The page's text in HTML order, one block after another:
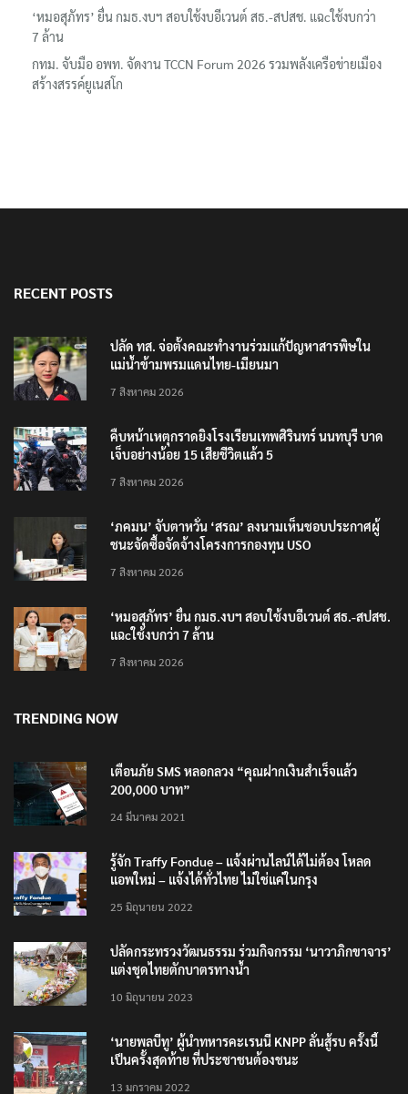
‘หมอสุภัทร’ ยื่น กมธ.งบฯ สอบใช้งบอีเวนต์ สธ.-สปสช. แฉcใช้งบกว่า
7 ล้าน
กทม. จับมือ อพท. จัดงาน TCCN Forum 2026 รวมพลังเครือข่ายเมือง
สร้างสรรค์ยูเนสโก
RECENT POSTS
ปลัด ทส. จ่อตั้งคณะทำงานร่วมแก้ปัญหาสารพิษใน
แม่น้ำข้ามพรมแดนไทย-เมียนมา
7 สิงหาคม 2026
คืบหน้าเหตุกราดยิงโรงเรียนเทพศิรินทร์ นนทบุรี บาด
เจ็บอย่างน้อย 15 เสียชีวิตแล้ว 5
7 สิงหาคม 2026
‘ภคมน’ จับตาหวั่น ‘สรณ’ ลงนามเห็นชอบประกาศผู้
ชนะจัดซื้อจัดจ้างโครงการกองทุน USO
7 สิงหาคม 2026
‘หมอสุภัทร’ ยื่น กมธ.งบฯ สอบใช้งบอีเวนต์ สธ.-สปสช.
แฉcใช้งบกว่า 7 ล้าน
7 สิงหาคม 2026
TRENDING NOW
เตือนภัย SMS หลอกลวง “คุณฝากเงินสำเร็จแล้ว
200,000 บาท”
24 มีนาคม 2021
รู้จัก Traffy Fondue – แจ้งผ่านไลน์ได้ไม่ต้อง โหลด
แอพใหม่ – แจ้งได้ทั่วไทย ไม่ใช่แค่ในกรุง
25 มิถุนายน 2022
ปลัดกระทรวงวัฒนธรรม ร่วมกิจกรรม ‘นาวาภิกขาจาร’
แต่งชุดไทยตักบาตรทางน้ำ
10 มิถุนายน 2023
‘นายพลบีทู’ ผู้นำทหารคะเรนนี KNPP ลั่นสู้รบ ครั้งนี้
เป็นครั้งสุดท้าย ที่ประชาชนต้องชนะ
13 มกราคม 2022